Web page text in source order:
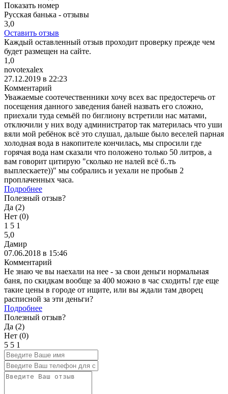
Показать номер
Русская банька - отзывы
3,0
Оставить отзыв
Каждый оставленный отзыв проходит проверку прежде чем
будет размещен на сайте.
1,0
novotexalex
27.12.2019 в 22:23
Комментарий
Уважаемые соотечественники хочу всех вас предостеречь от
посещения данного заведения баней назвать его сложно,
приехали туда семьёй по биглиону встретили нас матами,
отключили у них воду администратор так материлась что уши
вяли мой ребёнок всё это слушал, дальше было веселей парная
холодная вода в накопителе кончилась, мы спросили где
горячая вода нам сказали что положено только 50 литров, а
вам говорит цитирую "сколько не налей всё б..ть
выплескаете))" мы собрались и уехали не пробыв 2
проплаченных часа.
Подробнее
Полезный отзыв?
Да (2)
Нет (0)
1 5 1
5,0
Дамир
07.06.2018 в 15:46
Комментарий
Не знаю че вы наехали на нее - за свои деньги нормальная
баня, по скидкам вообще за 400 можно в час сходить! где еще
такие цены в городе от ищите, или вы ждали там дворец
расписной за эти деньги?
Подробнее
Полезный отзыв?
Да (2)
Нет (0)
5 5 1